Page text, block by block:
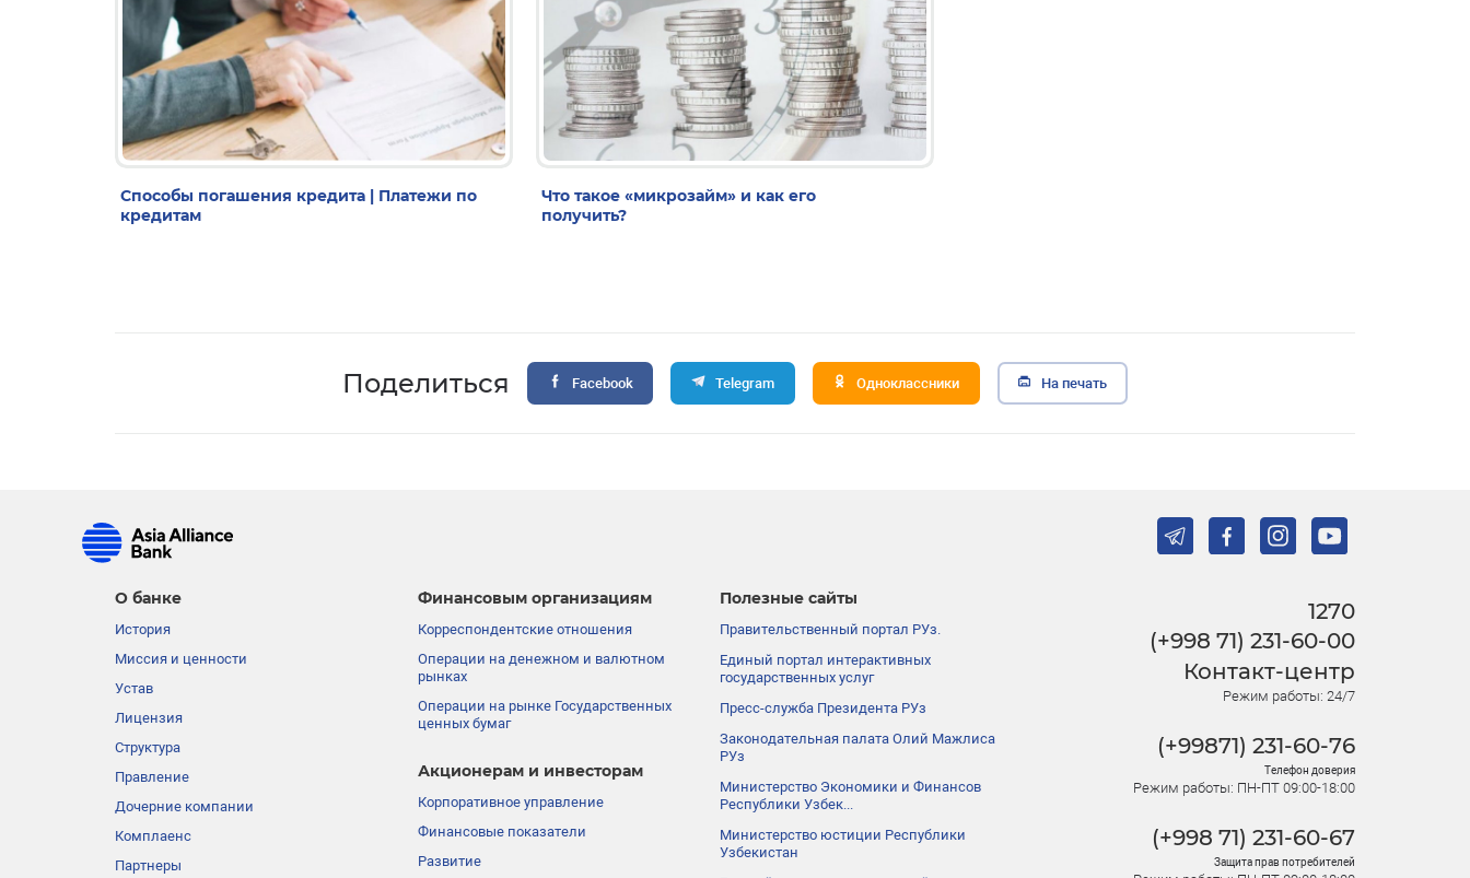
Способы погашения кредита | Платежи по
кредитам
Что такое «микрозайм» и как его
получить?
Поделиться Facebook Telegram Одноклассники На печать
О банке
История
Миссия и ценности
Устав
Лицензия
Структура
Правление
Дочерние компании
Комплаенс
Партнеры
Финансовым организациям
Корреспондентские отношения
Операции на денежном и валютном
рынках
Операции на рынке Государственных
ценных бумаг
Акционерам и инвесторам
Корпоративное управление
Финансовые показатели
Развитие
Полезные сайты
Правительственный портал РУз.
Единый портал интерактивных
государственных услуг
Пресс-служба Президента РУз
Законодательная палата Олий Мажлиса
РУз
Министерство Экономики и Финансов
Республики Узбек...
Министерство юстиции Республики
Узбекистан
1270
(+998 71) 231-60-00
Контакт-центр
Режим работы: 24/7
(+99871) 231-60-76
Телефон доверия
Режим работы: ПН-ПТ 09:00-18:00
(+998 71) 231-60-67
Защита прав потребителей